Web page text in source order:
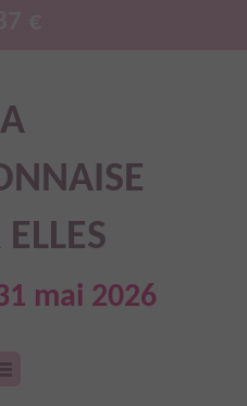
mai 2026